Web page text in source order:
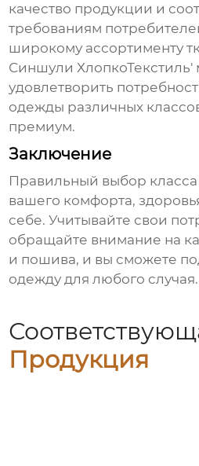
качество продукции и
требованиям
широкому ассортименту
Синшули ХлопкоТекстиль'
удовлетворить
одежды различных
премиум.
Заключение
Правильный выбор
вашего комфорта,
себе. Учитывайте свои
обращайте внимание на
и пошива, и вы сможете
одежду для любого случая.
Продукция